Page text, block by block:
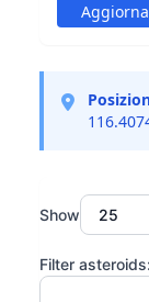
Aggiorna
Show
Filter asteroids: